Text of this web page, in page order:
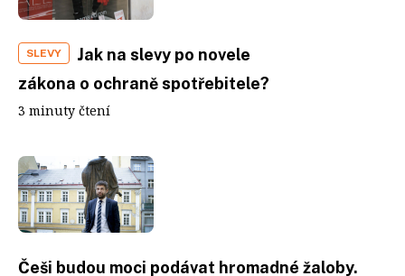
SLEVY
Jak na slevy po novele
zákona o ochraně spotřebitele?
3 minuty čtení
Češi budou moci podávat hromadné žaloby.